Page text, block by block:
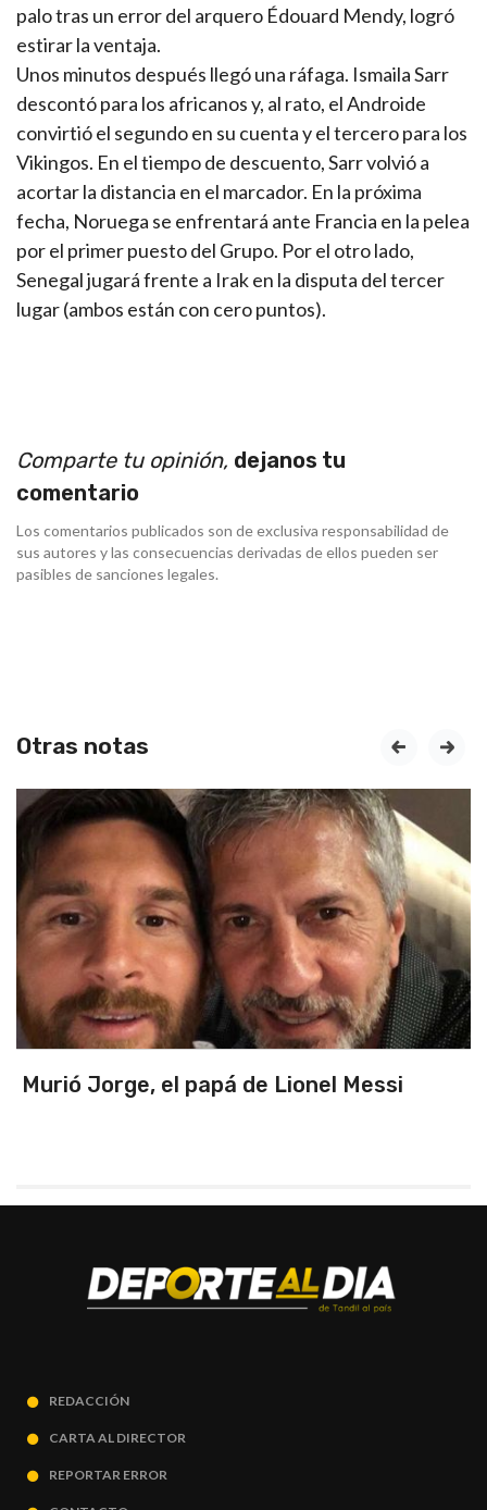
palo tras un error del arquero Édouard Mendy, logró
estirar la ventaja.
Unos minutos después llegó una ráfaga. Ismaila Sarr
descontó para los africanos y, al rato, el Androide
convirtió el segundo en su cuenta y el tercero para los
Vikingos. En el tiempo de descuento, Sarr volvió a
acortar la distancia en el marcador. En la próxima
fecha, Noruega se enfrentará ante Francia en la pelea
por el primer puesto del Grupo. Por el otro lado,
Senegal jugará frente a Irak en la disputa del tercer
lugar (ambos están con cero puntos).
Comparte tu opinión, dejanos tu
comentario
Los comentarios publicados son de exclusiva responsabilidad de
sus autores y las consecuencias derivadas de ellos pueden ser
pasibles de sanciones legales.
Otras notas
Triunfo en un partidazo ante Chile y
prev next
REDACCIÓN
CARTA AL DIRECTOR
REPORTAR ERROR